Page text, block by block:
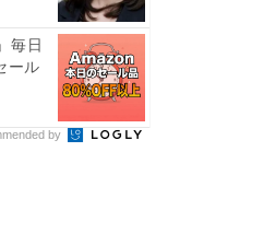
毎日
ール
by